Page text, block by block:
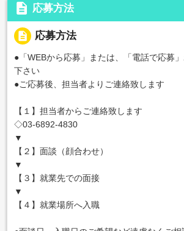
description 応募方法
description 応募方法
●「WEBから応募」または、「電話で応募
下さい
●ご応募後、担当者よりご連絡致します
【１】担当者からご連絡致します
◇03-6892-4830
▼
【２】面談（顔合わせ）
▼
【３】就業先での面接
▼
【４】就業場所へ入職